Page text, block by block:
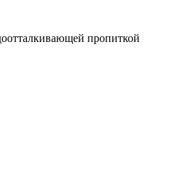
пропиткой